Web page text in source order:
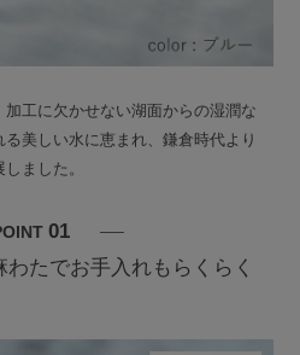
工に欠かせない湖面からの湿潤な
美しい水に恵まれ、鎌倉時代より
ました。
01
たでお手入れもらくらく